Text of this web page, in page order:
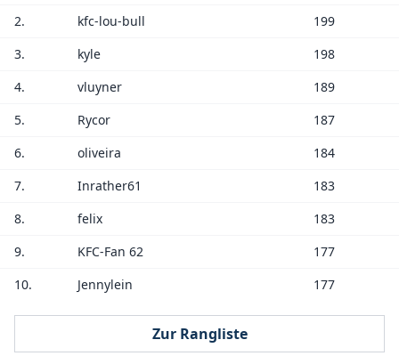
2.
kfc-lou-bull
199
3.
kyle
198
4.
vluyner
189
5.
Rycor
187
6.
oliveira
184
7.
Inrather61
183
8.
felix
183
9.
KFC-Fan 62
177
10.
Jennylein 177
Zur Rangliste